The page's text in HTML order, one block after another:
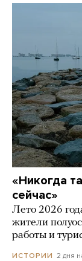
«Никогда
сейчас»
Лето 2026
жители
работы и
ИСТОРИИ 2 дня